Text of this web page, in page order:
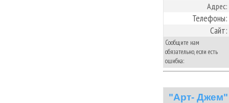
Адрес:
Телефоны:
Сайт:
Сообщите нам
обязательно, если есть
ошибка:
"Арт- Джем"